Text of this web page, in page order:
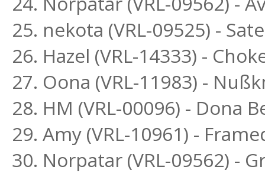
25. nekota (VRL-09525) -
26. Hazel (VRL-14333) -
27. Oona (VRL-11983) -
28. HM (VRL-00096) - Dona
29. Amy (VRL-10961) -
30. Norpatar (VRL-09562) -